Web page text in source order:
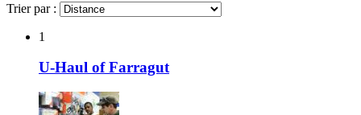
Trier par :
1
U-Haul of Farragut